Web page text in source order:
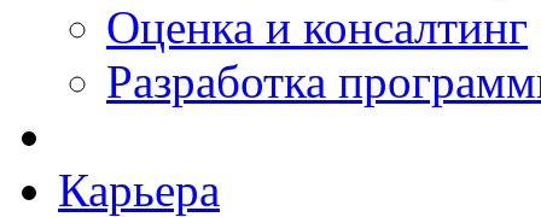
Оценка и консалтинг
Разработка
Карьера